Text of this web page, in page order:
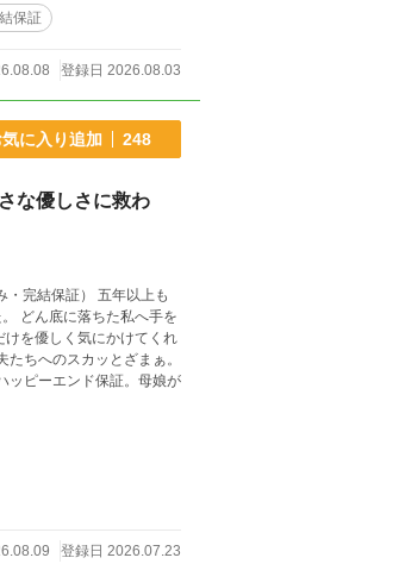
保証
登録日 2026.08.03
気に入り追加 248
な優しさに救わ
登録日 2026.07.23